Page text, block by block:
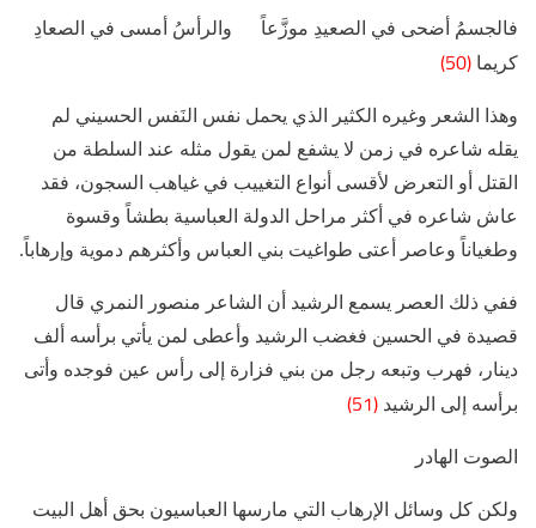
فالجسمُ أضحى في الصعيدِ موزَّعاً والرأسُ أمسى في الصعادِ
كريما (50)
وهذا الشعر وغيره الكثير الذي يحمل نفس النَفس الحسيني لم
يقله شاعره في زمن لا يشفع لمن يقول مثله عند السلطة من
القتل أو التعرض لأقسى أنواع التغييب في غياهب السجون، فقد
عاش شاعره في أكثر مراحل الدولة العباسية بطشاً وقسوة
وطغياناً وعاصر أعتى طواغيت بني العباس وأكثرهم دموية وإرهاباً.
ففي ذلك العصر يسمع الرشيد أن الشاعر منصور النمري قال
قصيدة في الحسين فغضب الرشيد وأعطى لمن يأتي برأسه ألف
دينار، فهرب وتبعه رجل من بني فزارة إلى رأس عين فوجده وأتى
برأسه إلى الرشيد (51)
الصوت الهادر
ولكن كل وسائل الإرهاب التي مارسها العباسيون بحق أهل البيت